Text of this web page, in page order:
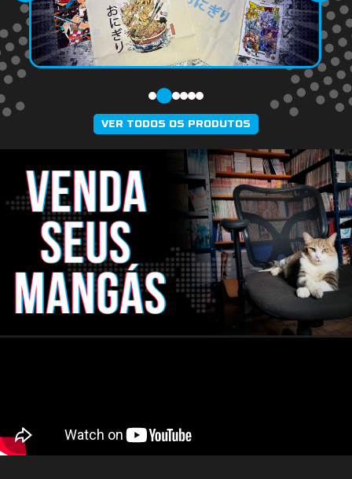
VER TODOS OS PRODUTOS